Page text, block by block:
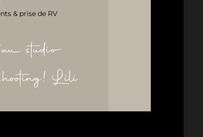
& prise de RV
studio
Lili